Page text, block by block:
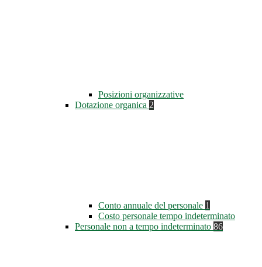
Posizioni organizzative
Dotazione organica 2
Conto annuale del personale 1
Costo personale tempo indeterminato
Personale non a tempo indeterminato 86